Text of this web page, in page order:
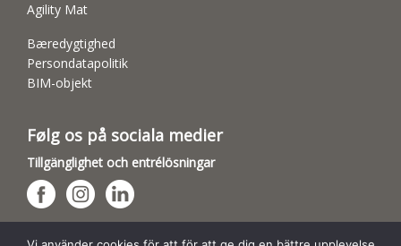
Agility Mat
Bæredygtighed
Persondatapolitik
BIM-objekt
Følg os på sociala medier
Tillgänglighet och entrélösningar
Hundsporthallar